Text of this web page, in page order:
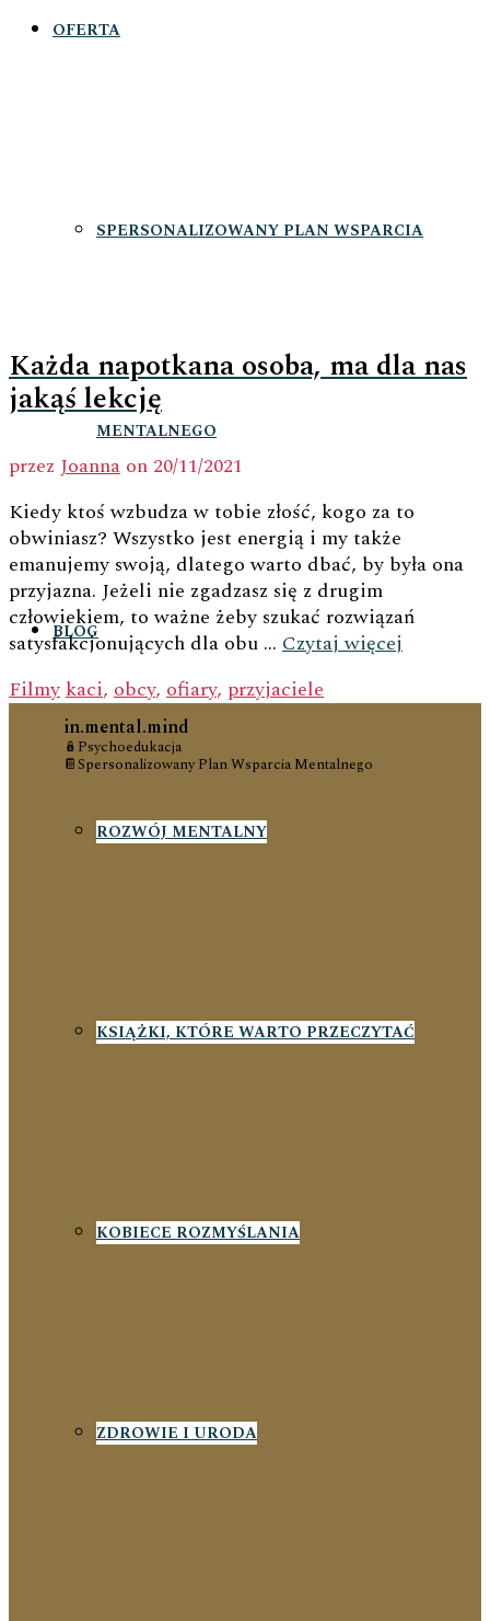
OFERTA
SPERSONALIZOWANY PLAN WSPARCIA
MENTALNEGO
BLOG
ROZWÓJ MENTALNY
KSIĄŻKI, KTÓRE WARTO PRZECZYTAĆ
KOBIECE ROZMYŚLANIA
ZDROWIE I URODA
Każda napotkana osoba, ma dla nas
jakąś lekcję
przez Joanna on 20/11/2021
Kiedy ktoś wzbudza w tobie złość, kogo za to
obwiniasz? Wszystko jest energią i my także
emanujemy swoją, dlatego warto dbać, by była ona
przyjazna. Jeżeli nie zgadzasz się z drugim
człowiekiem, to ważne żeby szukać rozwiązań
satysfakcjonujących dla obu … Czytaj więcej
Filmykaci, obcy, ofiary, przyjaciele
in.mental.mind
🪆Psychoedukacja
📔Spersonalizowany Plan Wsparcia Mentalnego